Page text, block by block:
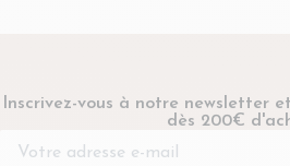
Inscrivez-vous à notre newsletter
dès 200€